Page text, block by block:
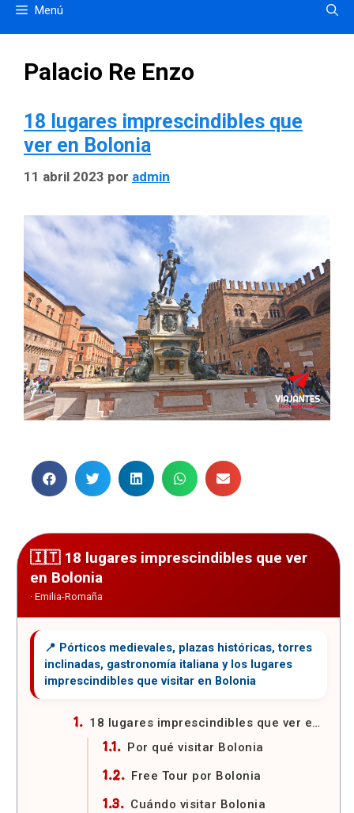
Menú
Palacio Re Enzo
18 lugares imprescindibles que
ver en Bolonia
11 abril 2023 por admin
18 lugares imprescindibles que ver
en Bolonia
18 lugares imprescindibles que ver en Bolonia
Por qué visitar Bolonia
Free Tour por Bolonia
Cuándo visitar Bolonia